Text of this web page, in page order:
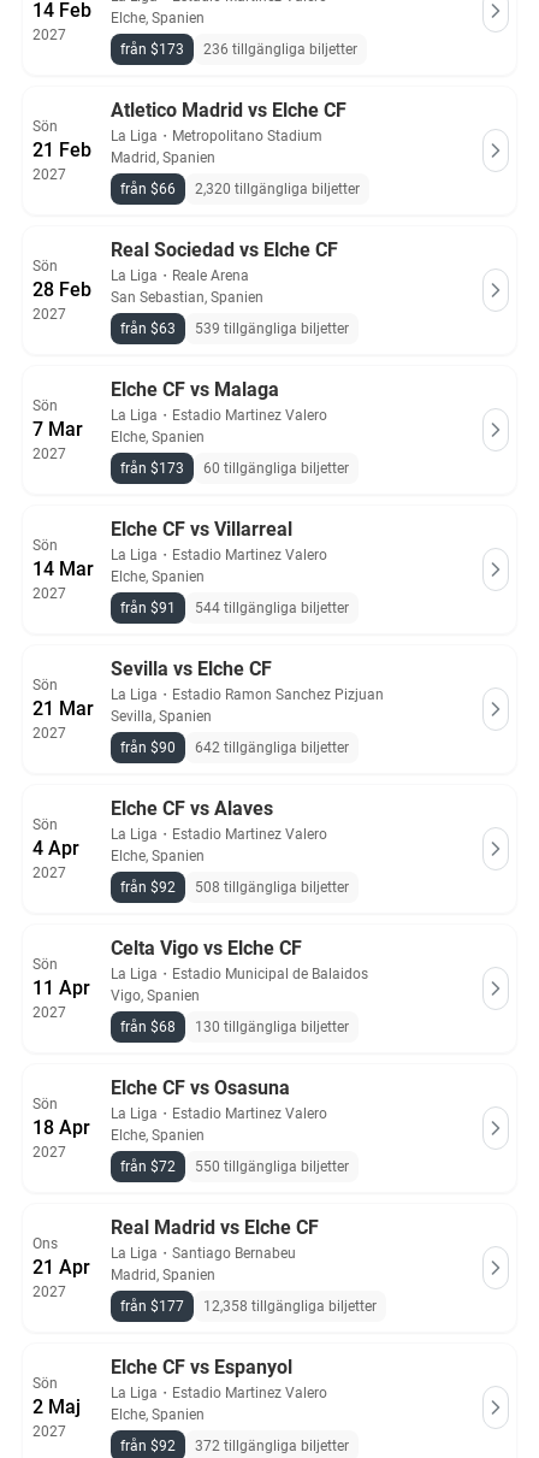
14 Feb
2027
Elche, Spanien
från $173
236 tillgängliga biljetter
Sön
21 Feb
2027
Atletico Madrid vs Elche CF
La Liga ・ Metropolitano Stadium
Madrid, Spanien
från $66
2,320 tillgängliga biljetter
Sön
28 Feb
2027
Real Sociedad vs Elche CF
La Liga ・ Reale Arena
San Sebastian, Spanien
från $63
539 tillgängliga biljetter
Sön
7 Mar
2027
Elche CF vs Malaga
La Liga ・ Estadio Martinez Valero
Elche, Spanien
från $173
60 tillgängliga biljetter
Sön
14 Mar
2027
Elche CF vs Villarreal
La Liga ・ Estadio Martinez Valero
Elche, Spanien
från $91
544 tillgängliga biljetter
Sön
21 Mar
2027
Sevilla vs Elche CF
La Liga ・ Estadio Ramon Sanchez Pizjuan
Sevilla, Spanien
från $90
642 tillgängliga biljetter
Sön
4 Apr
2027
Elche CF vs Alaves
La Liga ・ Estadio Martinez Valero
Elche, Spanien
från $92
508 tillgängliga biljetter
Sön
11 Apr
2027
Celta Vigo vs Elche CF
La Liga ・ Estadio Municipal de Balaidos
Vigo, Spanien
från $68
130 tillgängliga biljetter
Sön
18 Apr
2027
Elche CF vs Osasuna
La Liga ・ Estadio Martinez Valero
Elche, Spanien
från $72
550 tillgängliga biljetter
Ons
21 Apr
2027
Real Madrid vs Elche CF
La Liga ・ Santiago Bernabeu
Madrid, Spanien
från $177
12,358 tillgängliga biljetter
Sön
2 Maj
2027
Elche CF vs Espanyol
La Liga ・ Estadio Martinez Valero
Elche, Spanien
från $92
372 tillgängliga biljetter